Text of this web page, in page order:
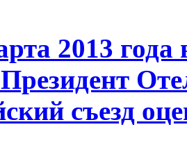
2013
съезд